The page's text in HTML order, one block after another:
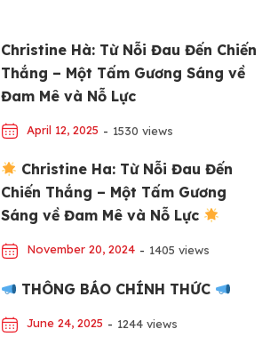
Christine Hà: Từ Nỗi Đau Đến Chiến
Thắng – Một Tấm Gương Sáng về
Đam Mê và Nỗ Lực
April 12, 2025 - 1530 views
Christine Ha: Từ Nỗi Đau Đến
Chiến Thắng – Một Tấm Gương
Sáng về Đam Mê và Nỗ Lực
November 20, 2024 - 1405 views
THÔNG BÁO CHÍNH THỨC
June 24, 2025 - 1244 views